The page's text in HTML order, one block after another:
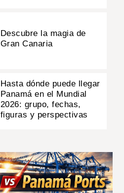
Descubre la magia de
Gran Canaria
Hasta dónde puede llegar
Panamá en el Mundial
2026: grupo, fechas,
figuras y perspectivas